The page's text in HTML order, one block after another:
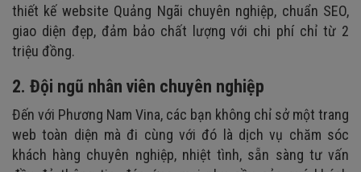
thiết kế website Quảng Ngãi chuyên nghiệp, chuẩn SEO,
giao diện đẹp, đảm bảo chất lượng với chi phí chỉ từ 2
triệu đồng.
2. Đội ngũ nhân viên chuyên nghiệp
Đến với Phương Nam Vina, các bạn không chỉ sở một trang
web toàn diện mà đi cùng với đó là dịch vụ chăm sóc
khách hàng chuyên nghiệp, nhiệt tình, sẵn sàng tư vấn